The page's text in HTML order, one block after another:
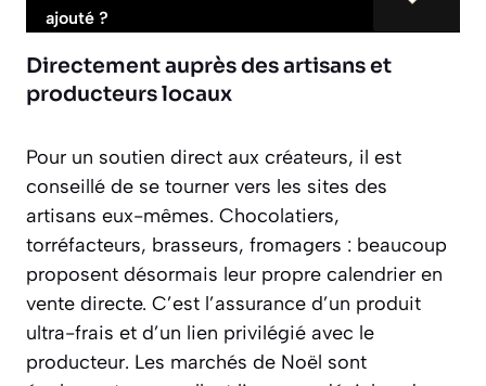
ajouté ?
Directement auprès des artisans et
producteurs locaux
Pour un soutien direct aux créateurs, il est
conseillé de se tourner vers les sites des
artisans eux-mêmes. Chocolatiers,
torréfacteurs, brasseurs, fromagers : beaucoup
proposent désormais leur propre calendrier en
vente directe. C’est l’assurance d’un produit
ultra-frais et d’un lien privilégié avec le
producteur. Les marchés de Noël sont